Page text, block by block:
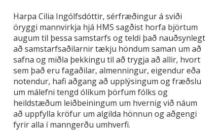
Harpa Cilia Ingólfsdóttir, sérfræðingur á sviði
öryggi mannvirkja hjá HMS sagðist horfa björtum
augum til þessa samstarfs og teldi það nauðsynlegt
að samstarfsaðilarnir tækju höndum saman um að
safna og miðla þekkingu til að trygja að allir, hvort
sem það eru fagaðilar, almenningur, eigendur eða
notendur, hafi aðgang að upplýsingum og fræðslu
um málefni tengd ólíkum þörfum fólks og
heildstæðum leiðbeiningum um hvernig við náum
að uppfylla kröfur um algilda hönnun og aðgengi
fyrir alla í manngerðu umhverfi.